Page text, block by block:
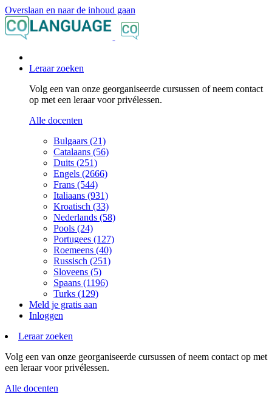
Overslaan en naar de inhoud gaan
Leraar zoeken
Volg een van onze georganiseerde cursussen of neem contact
op met een leraar voor privélessen.
Alle docenten
Bulgaars (21)
Catalaans (56)
Duits (251)
Engels (2666)
Frans (544)
Italiaans (931)
Kroatisch (33)
Nederlands (58)
Pools (24)
Portugees (127)
Roemeens (40)
Russisch (251)
Sloveens (5)
Spaans (1196)
Turks (129)
Meld je gratis aan
Inloggen
Leraar zoeken
Volg een van onze georganiseerde cursussen of neem contact op met
een leraar voor privélessen.
Alle docenten